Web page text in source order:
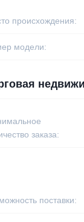
происхождения:
модели:
заказа:
поставки: